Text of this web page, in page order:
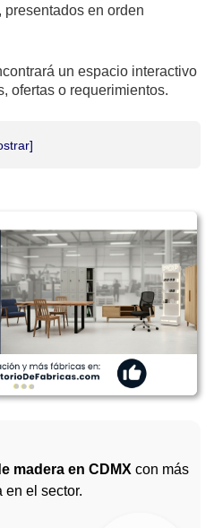
, presentados en orden
un espacio interactivo
ofertas o requerimientos.
madera en CDMX con más
en el sector.